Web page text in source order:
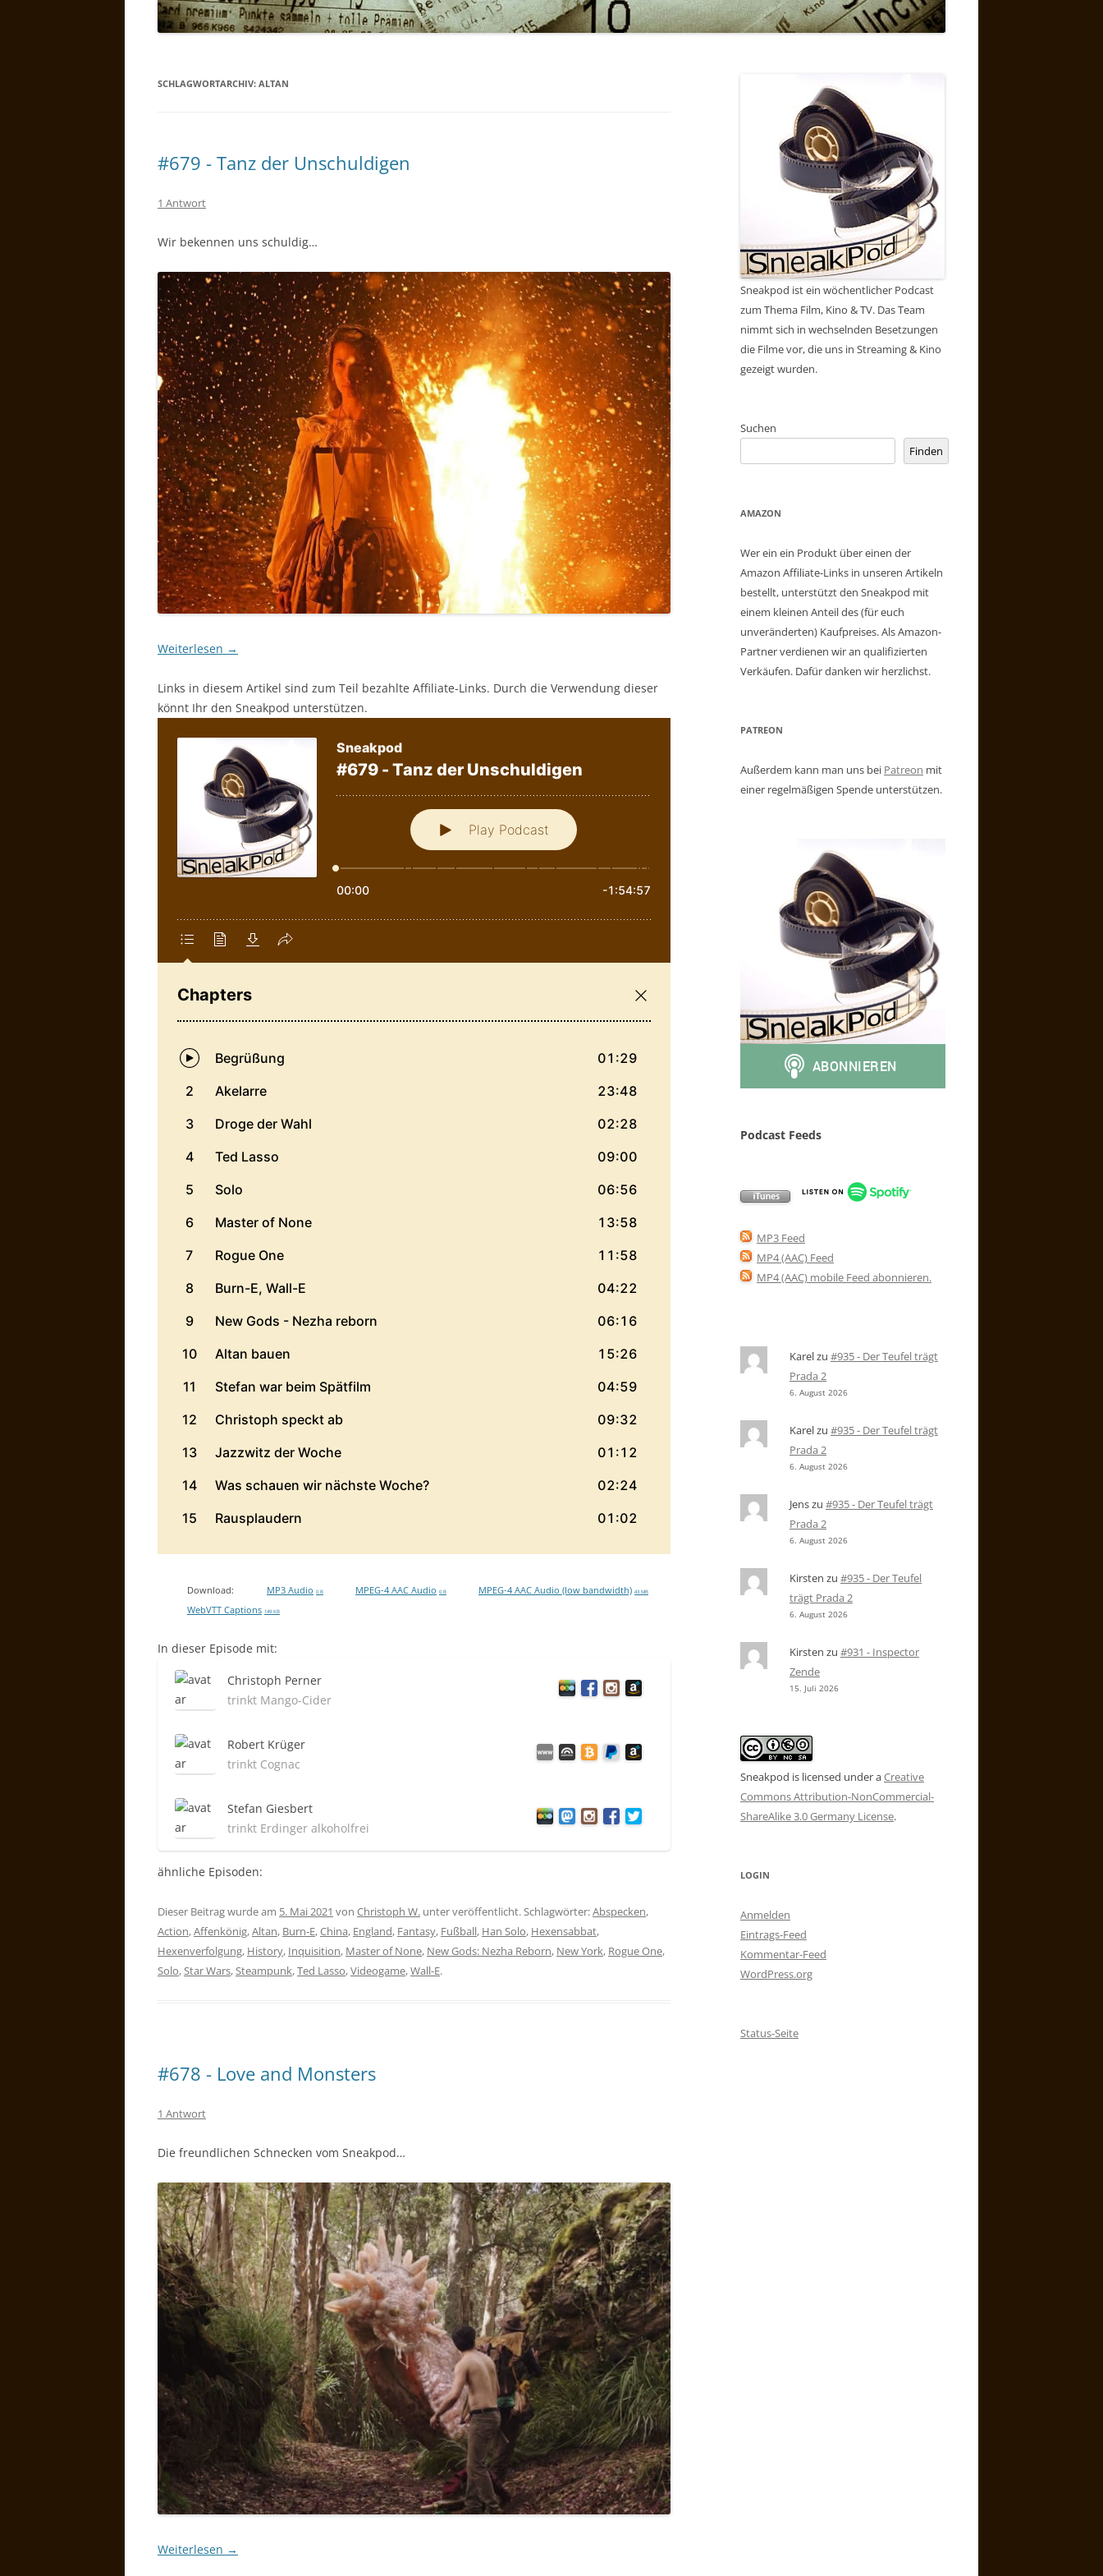
SCHLAGWORTARCHIV: ALTAN
#679 - Tanz der Unschuldigen
1 Antwort
Wir bekennen uns schuldig…
Weiterlesen →
Links in diesem Artikel sind zum Teil bezahlte Affiliate-Links. Durch die Verwendung dieser
könnt Ihr den Sneakpod unterstützen.
Download: MP3 Audio 0 B MPEG-4 AAC Audio 0 B MPEG-4 AAC Audio (low bandwidth) 43 MB
WebVTT Captions 149 KB
In dieser Episode mit:
Christoph Perner
trinkt Mango-Cider
Robert Krüger
trinkt Cognac
Stefan Giesbert
trinkt Erdinger alkoholfrei
ähnliche Episoden:
Dieser Beitrag wurde am 5. Mai 2021 von Christoph W. unter veröffentlicht. Schlagwörter:Abspecken,
Action,Affenkönig,Altan, Burn-E,China, England, Fantasy, Fußball, Han Solo, Hexensabbat,
Hexenverfolgung, History, Inquisition, Master of None, New Gods: Nezha Reborn, New York, Rogue One,
Solo,Star Wars,Steampunk,Ted Lasso,Videogame,Wall-E.
#678 - Love and Monsters
1 Antwort
Die freundlichen Schnecken vom Sneakpod…
Weiterlesen →
Sneakpod ist ein wöchentlicher Podcast
zum Thema Film, Kino & TV. Das Team
nimmt sich in wechselnden Besetzungen
die Filme vor, die uns in Streaming & Kino
gezeigt wurden.
Suchen
Finden
AMAZON
Wer ein ein Produkt über einen der
Amazon Affiliate-Links in unseren Artikeln
bestellt, unterstützt den Sneakpod mit
einem kleinen Anteil des (für euch
unveränderten) Kaufpreises. Als Amazon-
Partner verdienen wir an qualifizierten
Verkäufen. Dafür danken wir herzlichst.
PATREON
Außerdem kann man uns bei Patreon mit
einer regelmäßigen Spende unterstützen.
Podcast Feeds
MP3 Feed
MP4 (AAC) Feed
MP4 (AAC) mobile Feed abonnieren.
Karelzu #935 - Der Teufel trägt
Prada 2
6. August 2026
Karelzu #935 - Der Teufel trägt
Prada 2
6. August 2026
Jenszu #935 - Der Teufel trägt
Prada 2
6. August 2026
Kirsten zu #935 - Der Teufel
trägt Prada 2
6. August 2026
Kirsten zu #931 - Inspector
Zende
15. Juli 2026
Sneakpod is licensed under aCreative
Commons Attribution-NonCommercial-
ShareAlike 3.0 Germany License.
LOGIN
Anmelden
Eintrags-Feed
Kommentar-Feed
WordPress.org
Status-Seite